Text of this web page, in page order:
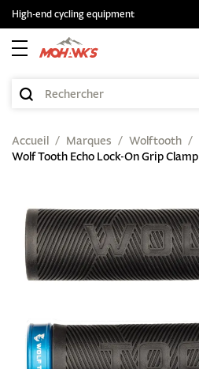
High-end cycling equipment
Accueil Marques
Wolftooth
Wolf Tooth Echo Lock-On Grip Clamp